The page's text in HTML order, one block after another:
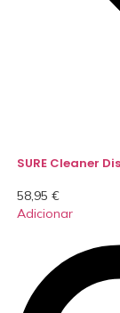
SURE Cleaner
58,95 €
Adicionar